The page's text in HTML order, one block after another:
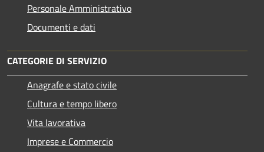
Personale Amministrativo
Documenti e dati
CATEGORIE DI SERVIZIO
Anagrafe e stato civile
Cultura e tempo libero
Vita lavorativa
Imprese e Commercio